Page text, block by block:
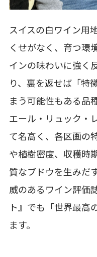
スイスの白ワイン用
くせがなく、育つ環
インの味わいに強く
り、裏を返せば「特
まう可能性もある品
エール・リュック・
て名高く、各区画の
や植樹密度、収穫時
質なブドウを生みだ
威のあるワイン評価
ト』でも「世界最高
ます。